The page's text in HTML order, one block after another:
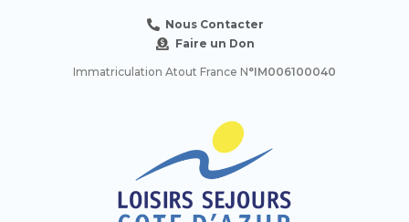
Nous Contacter
Faire un Don
Immatriculation Atout France N°IM006100040